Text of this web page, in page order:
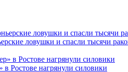
ловушки и спасли тысячи
в Ростове нагрянули силовики